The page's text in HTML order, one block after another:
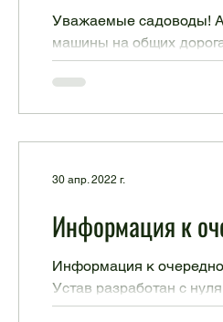
Уважаемые садоводы!
машины на общих
Информация к
Информация к
Устав разработан с нуля
30 апр. 2022 г.